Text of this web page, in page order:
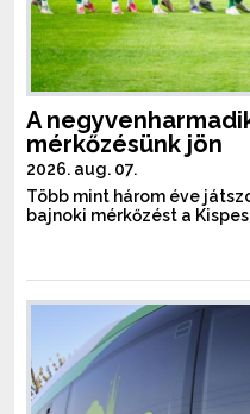
A
mérkőzésünk jön
2026. aug. 07.
Több mint három éve
bajnoki mérkőzést a